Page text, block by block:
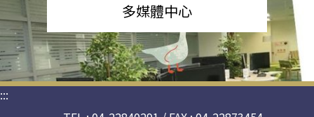
多媒體中心
:::